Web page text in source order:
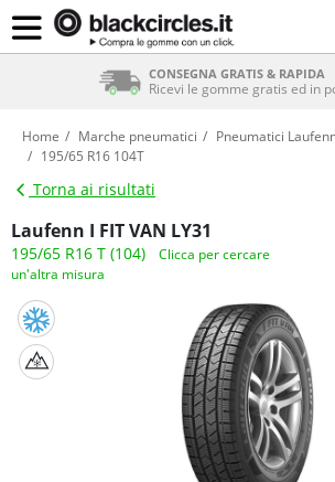
SERVIZIO DI MONTAGGIO
Compra le gomme con il
Home Marche pneumatici Pneumatici
195/65 R16 104T
Torna ai risultati
Laufenn I FIT VAN LY31
195/65 R16 T (104)
Clicca per cercare
un'altra misura